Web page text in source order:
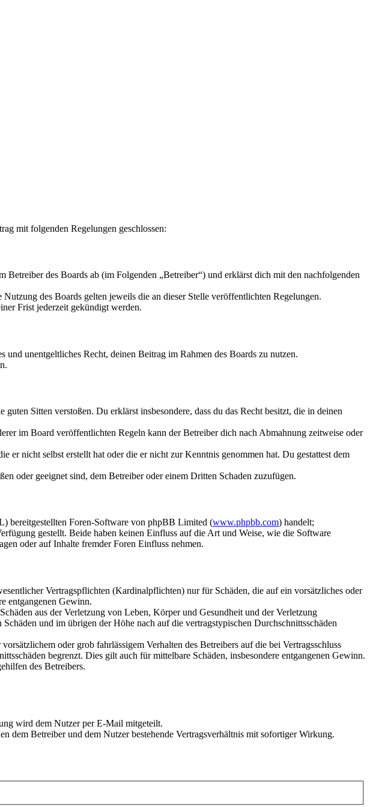
mit folgenden Regelungen geschlossen:
des Boards ab (im Folgenden „Betreiber“) und erklärst dich mit den nachfolgenden
des Boards gelten jeweils die an dieser Stelle veröffentlichten Regelungen.
Frist jederzeit gekündigt werden.
unentgeltliches Recht, deinen Beitrag im Rahmen des Boards zu nutzen.
Sitten verstoßen. Du erklärst insbesondere, dass du das Recht besitzt, die in deinen
im Board veröffentlichten Regeln kann der Betreiber dich nach Abmahnung zeitweise oder
nicht selbst erstellt hat oder die er nicht zur Kenntnis genommen hat. Du gestattest dem
oder geeignet sind, dem Betreiber oder einem Dritten Schaden zuzufügen.
bereitgestellten Foren-Software von phpBB Limited (www.phpbb.com) handelt;
gestellt. Beide haben keinen Einfluss auf die Art und Weise, wie die Software
oder auf Inhalte fremder Foren Einfluss nehmen.
Vertragspflichten (Kardinalpflichten) nur für Schäden, die auf ein vorsätzliches oder
entgangenen Gewinn.
aus der Verletzung von Leben, Körper und Gesundheit und der Verletzung
und im übrigen der Höhe nach auf die vertragstypischen Durchschnittsschäden
oder grob fahrlässigem Verhalten des Betreibers auf die bei Vertragsschluss
begrenzt. Dies gilt auch für mittelbare Schäden, insbesondere entgangenen Gewinn.
des Betreibers.
wird dem Nutzer per E-Mail mitgeteilt.
dem Betreiber und dem Nutzer bestehende Vertragsverhältnis mit sofortiger Wirkung.